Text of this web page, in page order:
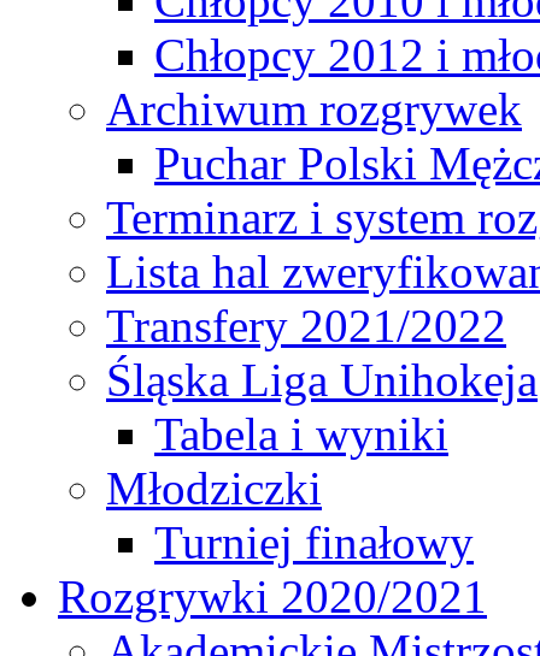
Chłopcy 2012 i
Archiwum rozgrywek
Puchar Polski
Terminarz i system
Lista hal
Transfery 2021/2022
Śląska Liga Unihokeja
Tabela i wyniki
Młodziczki
Turniej finałowy
Rozgrywki 2020/2021